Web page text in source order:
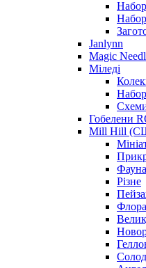
Janlynn
Magic
Міледі
Гобелени
Mill Hill
Фауна
Різне
Флора